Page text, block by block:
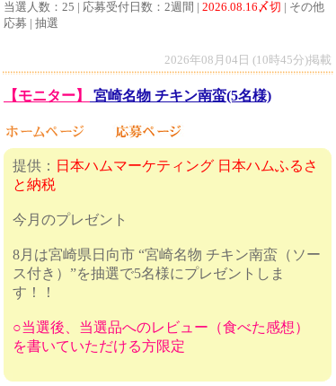
当選人数：25 | 応募受付日数：2週間 | 2026.08.16〆切 | その他
応募 | 抽選
2026年08月04日 (10時45分)掲載
【モニター】 宮崎名物 チキン南蛮(5名様)
提供： 日本ハムマーケティング 日本ハムふるさ
と納税
今月のプレゼント
8月は宮崎県日向市 “宮崎名物 チキン南蛮（ソー
ス付き）”を抽選で5名様にプレゼントしま
す！！
○当選後、当選品へのレビュー（食べた感想）
を書いていただける方限定